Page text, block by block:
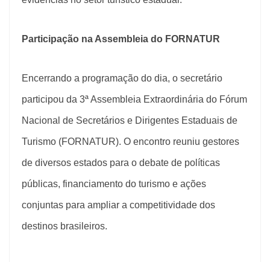
Participação na Assembleia do FORNATUR
Encerrando a programação do dia, o secretário
participou da 3ª Assembleia Extraordinária do Fórum
Nacional de Secretários e Dirigentes Estaduais de
Turismo (FORNATUR). O encontro reuniu gestores
de diversos estados para o debate de políticas
públicas, financiamento do turismo e ações
conjuntas para ampliar a competitividade dos
destinos brasileiros.